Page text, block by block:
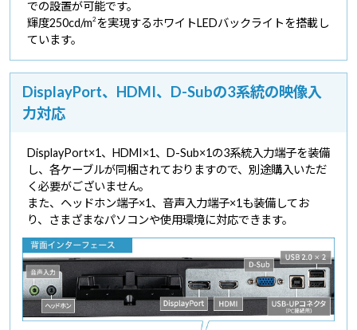
での設置が可能です。
輝度250cd/m2 を実現するホワイトLEDバックライトを搭載し
ています。
DisplayPort、HDMI、D-Subの3系統の映像入
力対応
DisplayPort×1、HDMI×1、D-Sub×1の3系統入力端子を装備
し、各ケーブルが同梱されておりますので、別途購入いただ
く必要がございません。
また、ヘッドホン端子×1、音声入力端子×1も装備してお
り、さまざまなパソコンや使用環境に対応できます。